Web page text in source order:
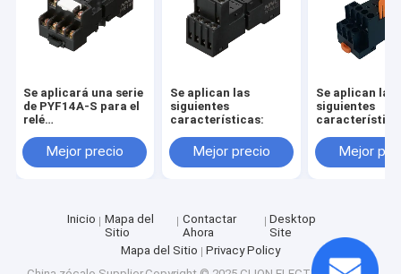
Se aplicará una serie
de PYF14A-S para el
relé
18F/HH54P.
Mejor precio
Se aplican las
siguientes
características:
Mejor precio
Se aplican las
siguientes
Mejor
Inicio
Mapa del
Sitio
Contactar
Ahora
Desktop
Site
Mapa del Sitio
Privacy Policy